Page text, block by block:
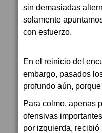
sin demasiadas
solamente
con esfuerzo.
En el reinicio del
embargo, pasados
profundo aún,
Para colmo, apenas
ofensivas
por izquierda,